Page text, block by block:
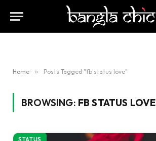
Home » Posts Tagged "fb status love"
BROWSING: FB STATUS LOVE
STATUS